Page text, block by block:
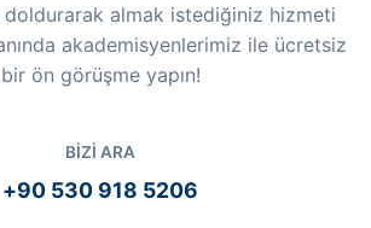
almak istediğiniz hizmeti
akademisyenlerimiz ile ücretsiz
bir ön görüşme yapın!
BIZI ARA
+90 530 918 5206